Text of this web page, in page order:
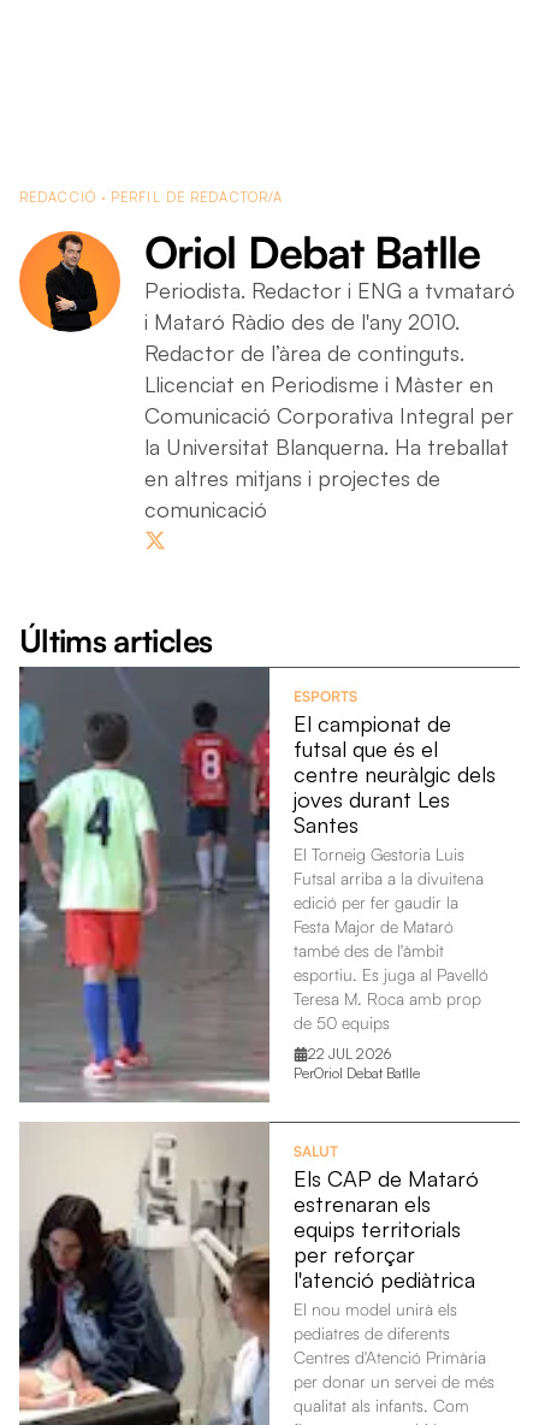
Oriol Debat Batlle
REDACCIÓ · PERFIL DE REDACTOR/A
Oriol Debat Batlle
Periodista. Redactor i ENG a tvmataró
i Mataró Ràdio des de l'any 2010.
Redactor de l’àrea de continguts.
Llicenciat en Periodisme i Màster en
Comunicació Corporativa Integral per
la Universitat Blanquerna. Ha treballat
en altres mitjans i projectes de
comunicació
Últims articles
ESPORTS
El campionat de
futsal que és el
centre neuràlgic dels
joves durant Les
Santes
El Torneig Gestoria Luis
Futsal arriba a la divuitena
edició per fer gaudir la
Festa Major de Mataró
també des de l'àmbit
esportiu. Es juga al Pavelló
Teresa M. Roca amb prop
de 50 equips
22 JUL 2026
PerOriol Debat Batlle
SALUT
Els CAP de Mataró
estrenaran els
equips territorials
per reforçar
l'atenció pediàtrica
El nou model unirà els
pediatres de diferents
Centres d'Atenció Primària
per donar un servei de més
qualitat als infants. Com